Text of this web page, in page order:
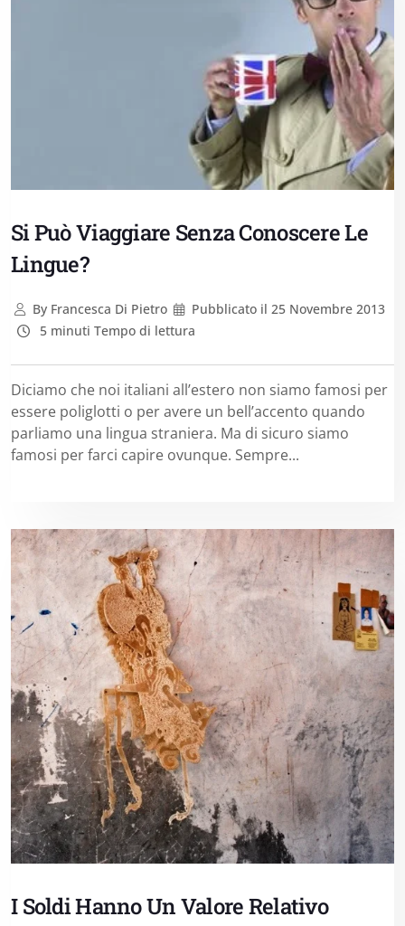
Si Può Viaggiare Senza Conoscere Le
Lingue?
ByFrancesca Di Pietro Pubblicato il 25 Novembre 2013
5 minuti Tempo di lettura
Diciamo che noi italiani all’estero non siamo famosi per
essere poliglotti o per avere un bell’accento quando
parliamo una lingua straniera. Ma di sicuro siamo
famosi per farci capire ovunque. Sempre...
I Soldi Hanno Un Valore Relativo